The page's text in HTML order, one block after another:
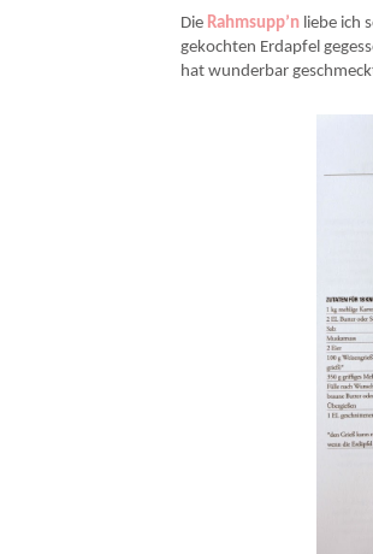
Die Rahmsupp’n liebe ich
gekochten Erdapfel
hat wunderbar